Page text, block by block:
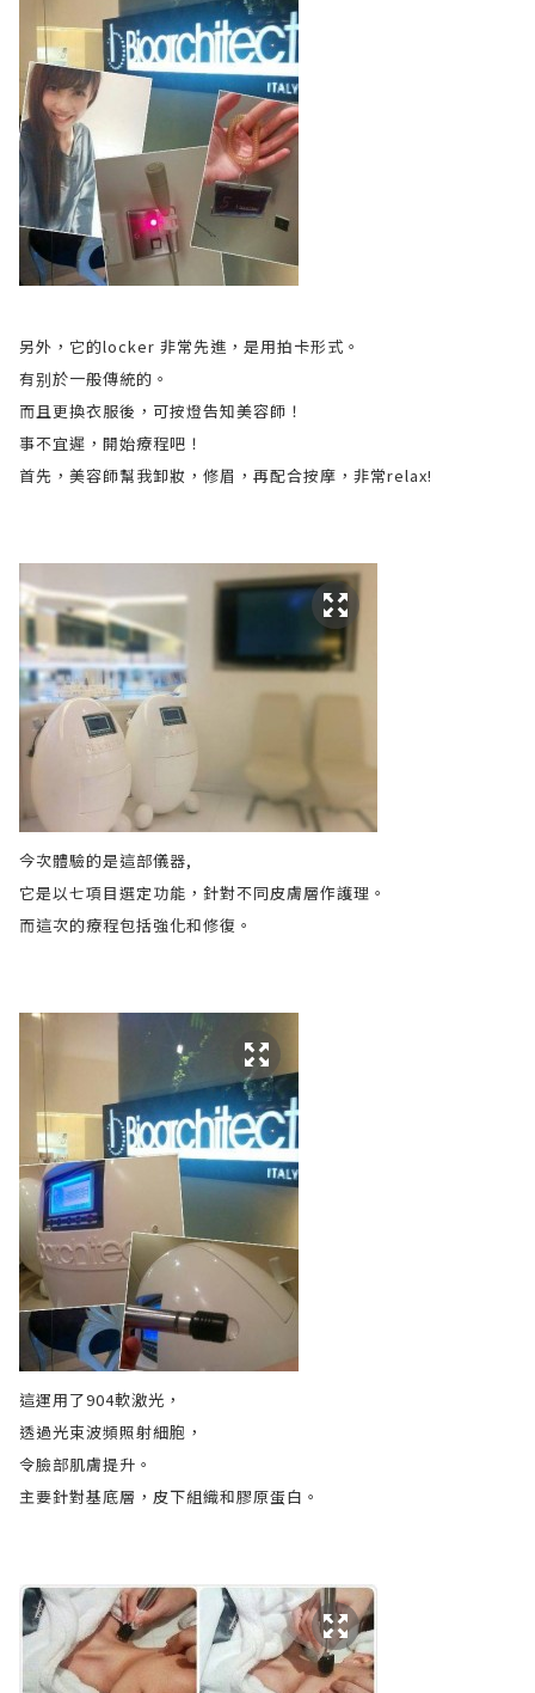
另外，它的locker 非常先進，是用拍卡形式。
有别於一般傳統的。
而且更換衣服後，可按燈告知美容師！
事不宜遲，開始療程吧！
首先，美容師幫我卸妝，修眉，再配合按摩，非常relax!
今次體驗的是這部儀器,
它是以七項目選定功能，針對不同皮膚層作護理。
而這次的療程包括強化和修復。
這運用了904軟激光，
透過光束波頻照射細胞，
令臉部肌膚提升。
主要針對基底層，皮下組織和膠原蛋白。